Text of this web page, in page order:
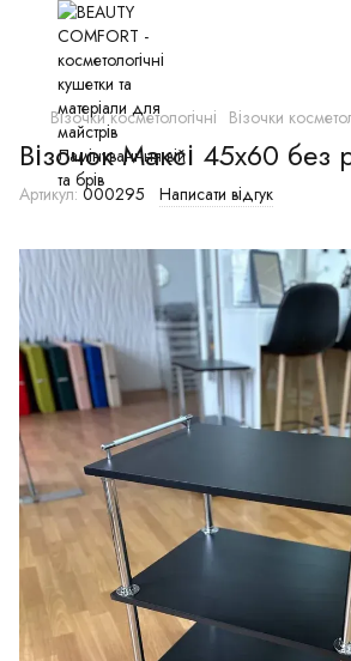
Візочки косметологічні Візочки
Візочок Максі 45х60 без
Артикул: 000295 Написати відгук